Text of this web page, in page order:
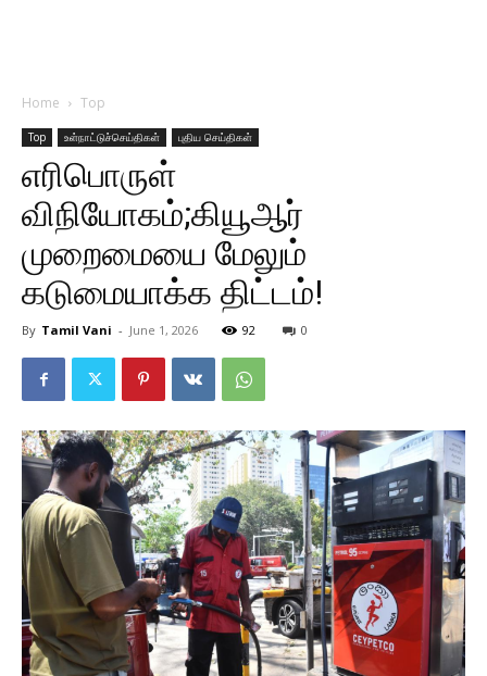
Home Top
Top உள்நாட்டுச்செய்திகள் புதிய செய்திகள்
எரிபொருள்
விநியோகம்;கியூஆர்
முறைமையை மேலும்
கடுமையாக்க திட்டம்!
By Tamil Vani - June 1, 2026 92 0